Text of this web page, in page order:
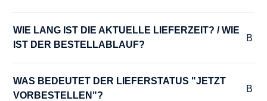
FSA/Riese & Müller, 170 mm
Bosch 4 A
WIE LANG IST DIE AKTUELLE LIEFERZEIT? / WIE
IST DER BESTELLABLAUF?
WAS BEDEUTET DER LIEFERSTATUS "JETZT
VORBESTELLEN"?